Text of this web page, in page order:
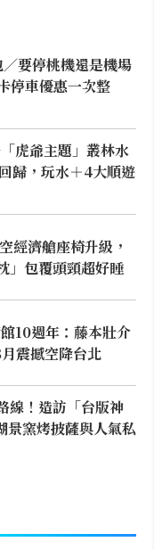
要停桃機還是機場
停車優惠一次整
虎爺主題」叢林水
歸，玩水＋4大順遊
經濟艙座椅升級，
包覆頭頸超好睡
10週年：藤本壯介
震撼空降台北
線！造訪「台版神
景窯烤披薩與人氣私